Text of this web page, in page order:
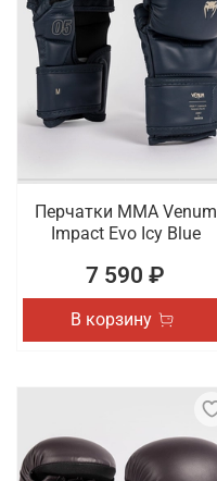
Перчатки ММА Venum
Impact Evo Icy Blue
7 590 ₽
В корзину